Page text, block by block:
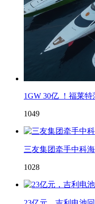
1GW 30亿 ！福莱
1049
三友集团牵手中科
1028